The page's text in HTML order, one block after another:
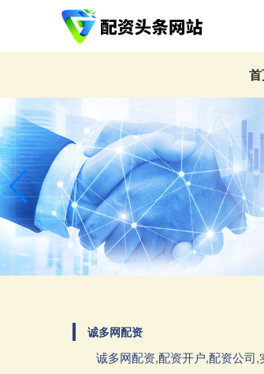
诚多网配资
诚多网配资,配资开户,配资公司